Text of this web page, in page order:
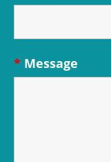
Message
*